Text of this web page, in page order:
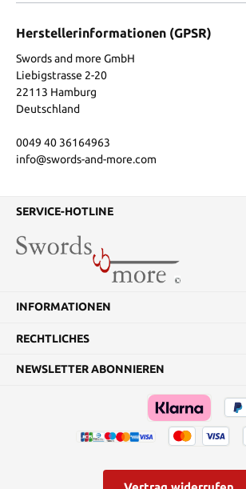
Herstellerinformationen (GPSR)
Swords and more GmbH
Liebigstrasse 2-20
22113 Hamburg
Deutschland
0049 40 36164963
info@swords-and-more.com
SERVICE-HOTLINE
INFORMATIONEN
RECHTLICHES
NEWSLETTER ABONNIEREN